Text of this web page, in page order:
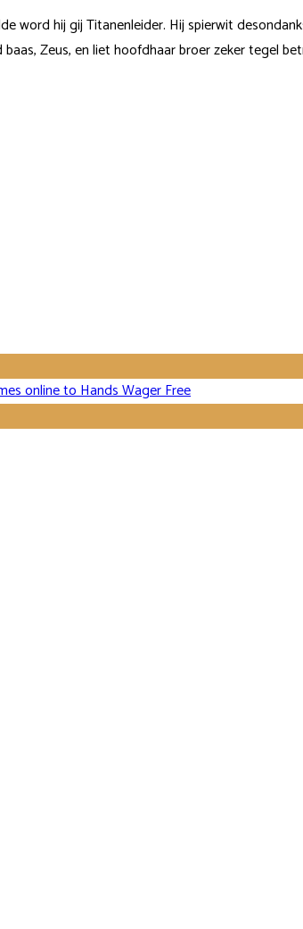
word hij gij Titanenleider. Hij spierwit
Zeus, en liet hoofdhaar broer zeker tegel
online to Hands Wager Free